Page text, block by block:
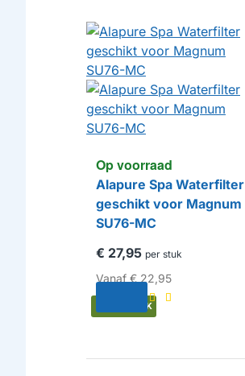
HUISMERK
Op voorraad
Alapure Spa Waterfilter
geschikt voor Magnum
SU76-MC
€ 27,95 per stuk
Vanaf € 22,95